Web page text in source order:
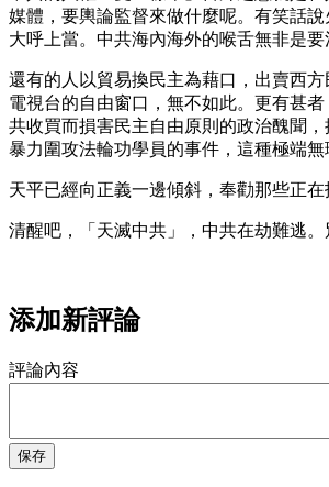
媒體，要輿論監督來做什麼呢。有笑話
大呼上當。中共海內海外的喉舌無非是
還有的人以貿易換民主為藉口，出賣西
電視台的自由窗口，無不如此。更有甚
共收買而損害民主自由原則的政治醜聞
暴力圍攻法輪功學員的事件，這種極端
天平已經向正義一邊傾斜，奉勸那些正
清醒吧，「天滅中共」，中共在劫難逃
添加新評論
評論內容
保存